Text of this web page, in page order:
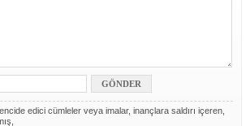
edici cümleler veya imalar, inançlara saldırı içeren,